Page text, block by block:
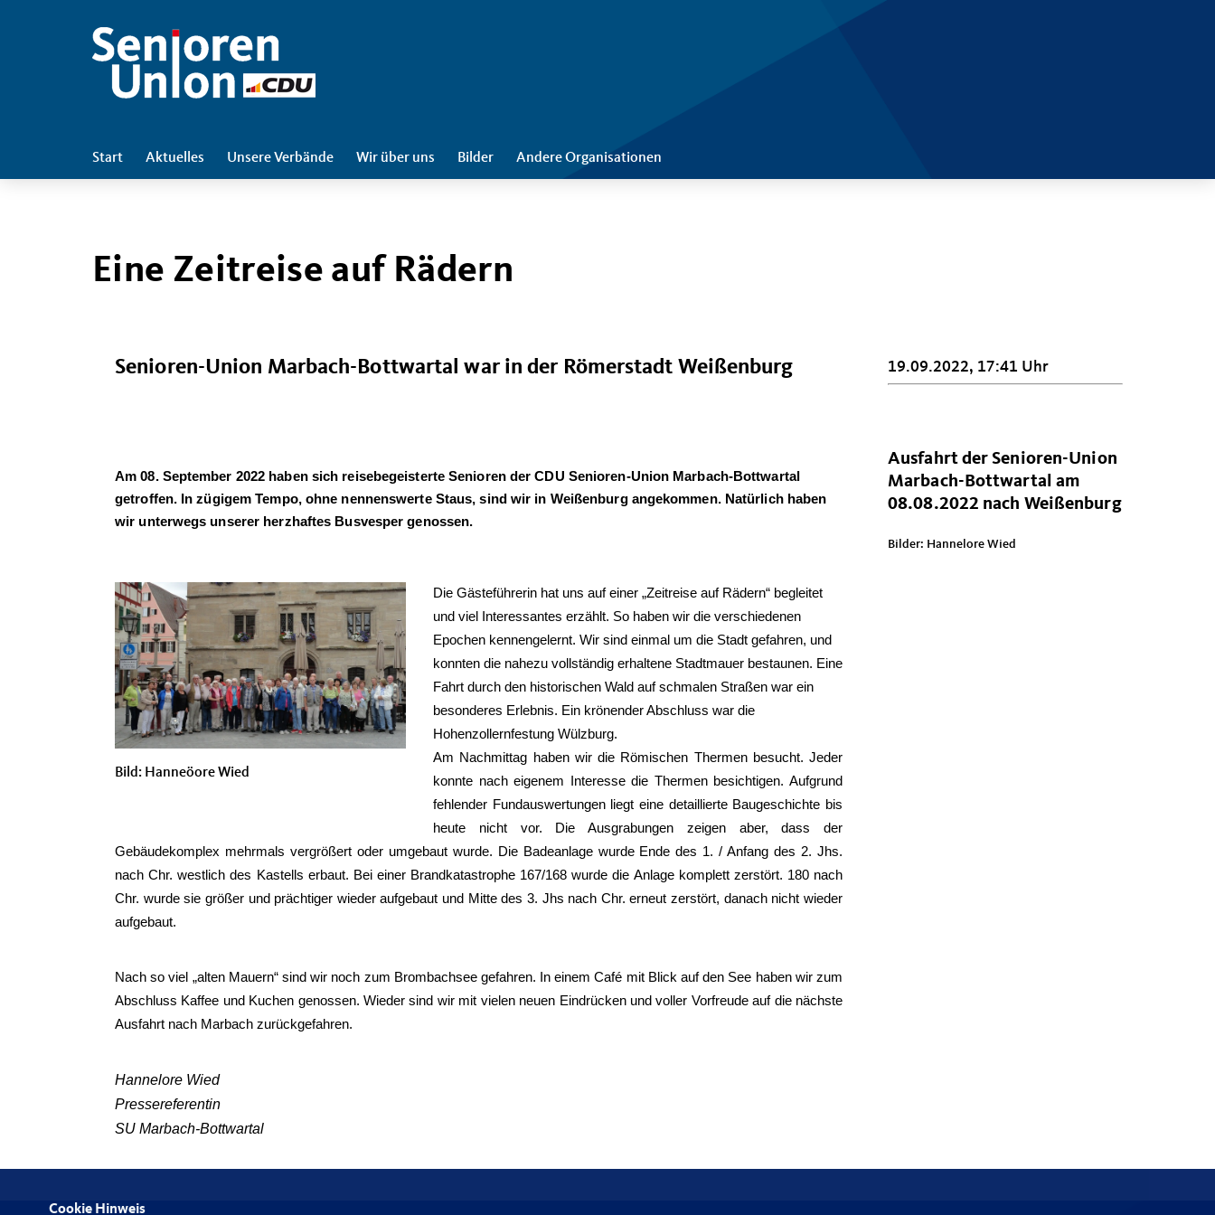
Start Aktuelles Unsere Verbände Wir über uns Bilder Andere Organisationen
Eine Zeitreise auf Rädern
Senioren-Union Marbach-Bottwartal war in der Römerstadt Weißenburg
Am 08. September 2022 haben sich reisebegeisterte Senioren der CDU Senioren-Union Marbach-Bottwartal
getroffen. In zügigem Tempo, ohne nennenswerte Staus, sind wir in Weißenburg angekommen. Natürlich haben
wir unterwegs unserer herzhaftes Busvesper genossen.
Bild: Hanneöore Wied
Die Gästeführerin hat uns auf einer „Zeitreise auf Rädern“ begleitet
und viel Interessantes erzählt. So haben wir die verschiedenen
Epochen kennengelernt. Wir sind einmal um die Stadt gefahren, und
konnten die nahezu vollständig erhaltene Stadtmauer bestaunen. Eine
Fahrt durch den historischen Wald auf schmalen Straßen war ein
besonderes Erlebnis. Ein krönender Abschluss war die
Hohenzollernfestung Wülzburg.
Am Nachmittag haben wir die Römischen Thermen besucht. Jeder
konnte nach eigenem Interesse die Thermen besichtigen. Aufgrund
fehlender Fundauswertungen liegt eine detaillierte Baugeschichte bis
heute nicht vor. Die Ausgrabungen zeigen aber, dass der
Gebäudekomplex mehrmals vergrößert oder umgebaut wurde. Die Badeanlage wurde Ende des 1. / Anfang des 2. Jhs.
nach Chr. westlich des Kastells erbaut. Bei einer Brandkatastrophe 167/168 wurde die Anlage komplett zerstört. 180 nach
Chr. wurde sie größer und prächtiger wieder aufgebaut und Mitte des 3. Jhs nach Chr. erneut zerstört, danach nicht wieder
aufgebaut.
Nach so viel „alten Mauern“ sind wir noch zum Brombachsee gefahren. In einem Café mit Blick auf den See haben wir zum
Abschluss Kaffee und Kuchen genossen. Wieder sind wir mit vielen neuen Eindrücken und voller Vorfreude auf die nächste
Ausfahrt nach Marbach zurückgefahren.
Hannelore Wied
Pressereferentin
SU Marbach-Bottwartal
19.09.2022, 17:41 Uhr
Ausfahrt der Senioren-Union
Marbach-Bottwartal am
08.08.2022 nach Weißenburg
Bilder: Hannelore Wied
Cookie Hinweis